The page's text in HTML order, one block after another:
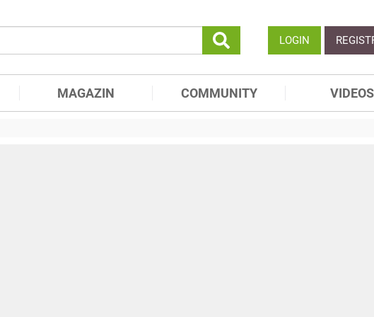
LOGIN
MAGAZIN COMMUNITY VIDEOS